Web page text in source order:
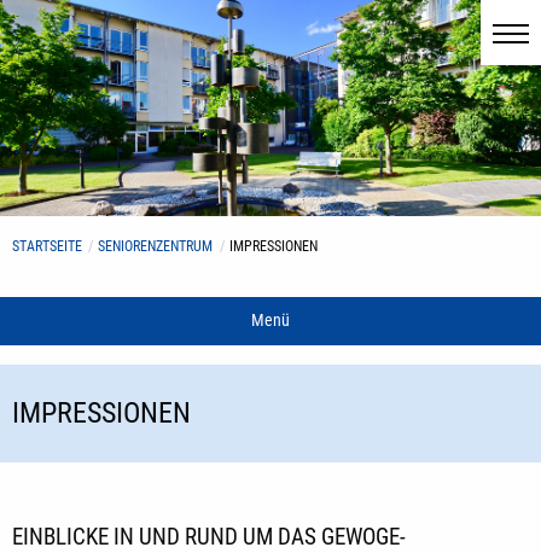
STARTSEITE SENIORENZENTRUM IMPRESSIONEN
Menü
IMPRESSIONEN
EINBLICKE IN UND RUND UM DAS GEWOGE-